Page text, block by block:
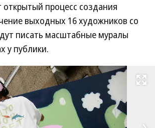
открытый процесс создания
выходных 16 художников со
писать масштабные муралы
у публики.
Развернуть